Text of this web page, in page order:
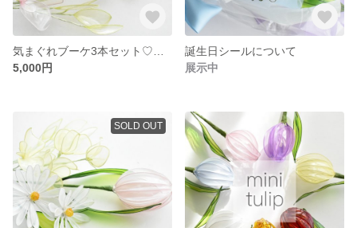
5,000円
誕生日シールについて
展示中
SOLD OUT